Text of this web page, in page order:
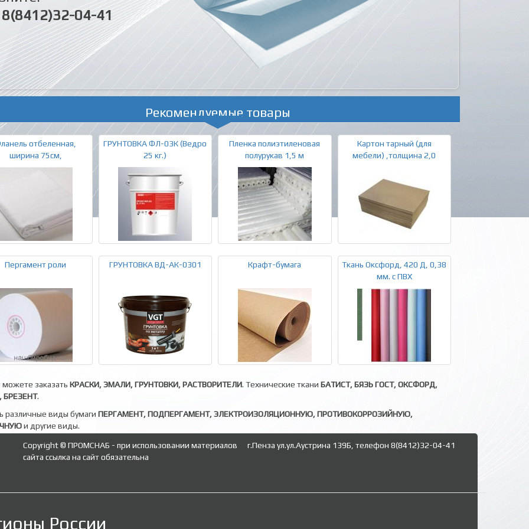
8(8412)32-04-41
Рекомендуемые товары
отбеленная,
ширина 75см,
ГРУНТОВКА ФЛ-03К (Ведро
25 кг.)
Пленка полиэтиленовая
полурукав 1,5 м
Картон тарный (для
мебели) ,толщина 2,0
Пергамент роли ГРУНТОВКА ВД-АК-0301 Крафт-бумага
Ткань Оксфорд, 420 Д, 0,38
мм. с ПВХ
можете заказать КРАСКИ, ЭМАЛИ, ГРУНТОВКИ, РАСТВОРИТЕЛИ. Технические ткани БАТИСТ, БЯЗЬ ГОСТ, ОКСФОРД,
.
различные виды бумаги ПЕРГАМЕНТ, ПОДПЕРГАМЕНТ, ЭЛЕКТРОИЗОЛЯЦИОННУЮ, ПРОТИВОКОРРОЗИЙНУЮ,
и другие виды.
Copyright © ПРОМСНАБ - при использовании материалов
сайта ссылка на сайт обязательна
г.Пенза ул.ул.Аустрина 139Б, телефон 8(8412)32-04-41
России